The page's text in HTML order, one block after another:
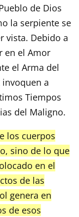
de Dios
la serpiente se
vista. Debido a
en el Amor
el Arma del
a
Tiempos
del Maligno.
los cuerpos
sino de lo que
en el
de las
genera en
de esos